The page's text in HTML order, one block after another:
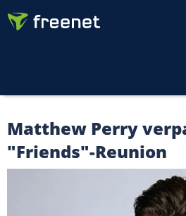
Matthew Perry
"Friends"-Reunion